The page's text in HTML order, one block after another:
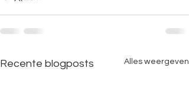
Recente blogposts Alles weergeven